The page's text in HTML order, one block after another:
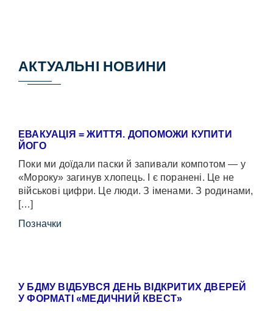
АКТУАЛЬНІ НОВИНИ
ЕВАКУАЦІЯ = ЖИТТЯ. ДОПОМОЖИ КУПИТИ
ЙОГО
Поки ми доїдали паски й запивали компотом — у
«Мороку» загинув хлопець. І є поранені. Це не
військові цифри. Це люди. З іменами. З родинами,
[…]
Позначки
У БДМУ ВІДБУВСЯ ДЕНЬ ВІДКРИТИХ ДВЕРЕЙ
У ФОРМАТІ «МЕДИЧНИЙ КВЕСТ»